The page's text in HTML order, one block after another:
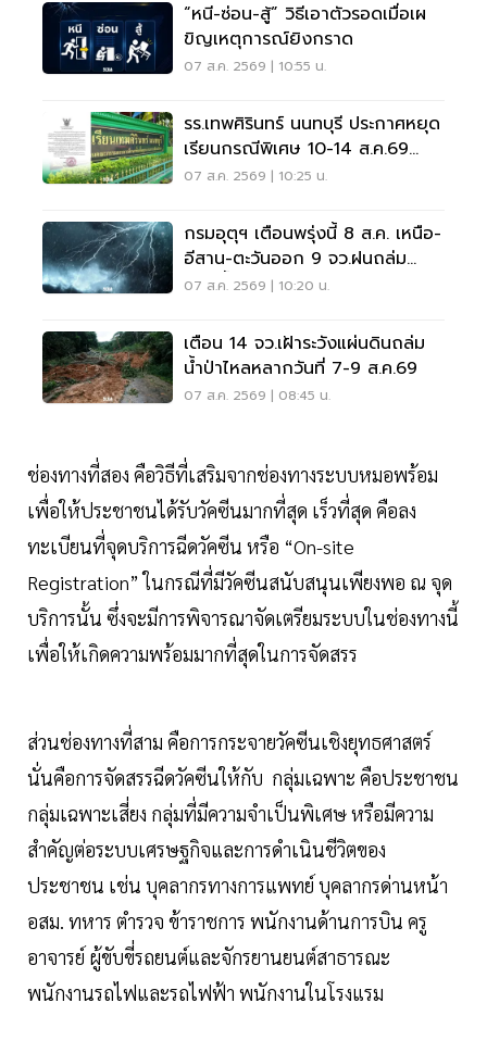
“หนี-ซ่อน-สู้” วิธีเอาตัวรอดเมื่อเผ
ขิญเหตุการณ์ยิงกราด
07 ส.ค. 2569 | 10:55 น.
รร.เทพศิรินทร์ นนทบุรี ประกาศหยุด
เรียนกรณีพิเศษ 10-14 ส.ค.69
หลังเหตุกราดยิง
07 ส.ค. 2569 | 10:25 น.
กรมอุตุฯ เตือนพรุ่งนี้ 8 ส.ค. เหนือ-
อีสาน-ตะวันออก 9 จว.ฝนถล่ม
ระวังน้ำท่วมฉับพลัน
07 ส.ค. 2569 | 10:20 น.
เตือน 14 จว.เฝ้าระวังแผ่นดินถล่ม
น้ำป่าไหลหลากวันที่ 7-9 ส.ค.69
07 ส.ค. 2569 | 08:45 น.
ช่องทางที่สอง คือวิธีที่เสริมจากช่องทางระบบหมอพร้อม
เพื่อให้ประชาชนได้รับวัคซีนมากที่สุด เร็วที่สุด คือลง
ทะเบียนที่จุดบริการฉีดวัคซีน หรือ “On-site
Registration” ในกรณีที่มีวัคซีนสนับสนุนเพียงพอ ณ จุด
บริการนั้น ซึ่งจะมีการพิจารณาจัดเตรียมระบบในช่องทางนี้
เพื่อให้เกิดความพร้อมมากที่สุดในการจัดสรร
ส่วนช่องทางที่สาม คือการกระจายวัคซีนเชิงยุทธศาสตร์
นั่นคือการจัดสรรฉีดวัคซีนให้กับ กลุ่มเฉพาะ คือประชาชน
กลุ่มเฉพาะเสี่ยง กลุ่มที่มีความจำเป็นพิเศษ หรือมีความ
สำคัญต่อระบบเศรษฐกิจและการดำเนินชีวิตของ
ประชาชน เช่น บุคลากรทางการแพทย์ บุคลากรด่านหน้า
อสม. ทหาร ตำรวจ ข้าราชการ พนักงานด้านการบิน ครู
อาจารย์ ผู้ขับขี่รถยนต์และจักรยานยนต์สาธารณะ
พนักงานรถไฟและรถไฟฟ้า พนักงานในโรงแรม